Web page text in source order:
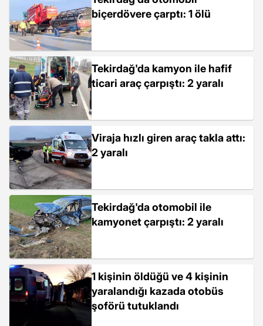
biçerdövere çarptı: 1 ölü
Tekirdağ'da kamyon ile hafif
ticari araç çarpıştı: 2 yaralı
Viraja hızlı giren araç takla attı:
2 yaralı
Tekirdağ'da otomobil ile
kamyonet çarpıştı: 2 yaralı
1 kişinin öldüğü ve 4 kişinin
yaralandığı kazada otobüs
şoförü tutuklandı